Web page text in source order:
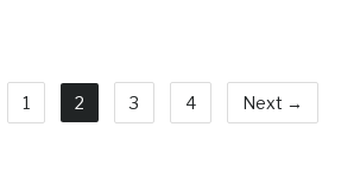
1 2 3 4 Next →